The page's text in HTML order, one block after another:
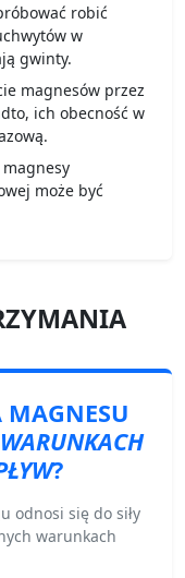
robić
w
gwinty.
magnesów przez
ich obecność w
może być
MAGNESU
?
odnosi się do siły
warunkach